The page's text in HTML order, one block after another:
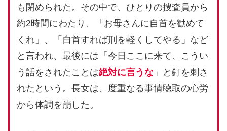
も閉められた。その中で、ひとりの捜査員から
約2時間にわたり、「お母さんに自首を勧めて
くれ」、「自首すれば刑を軽くしてやる」など
と言われ、最後には「今日ここに来て、こうい
う話をされたことは絶対に言うな 」と釘を刺さ
れたという。長女は、度重なる事情聴取の心労
から体調を崩した。